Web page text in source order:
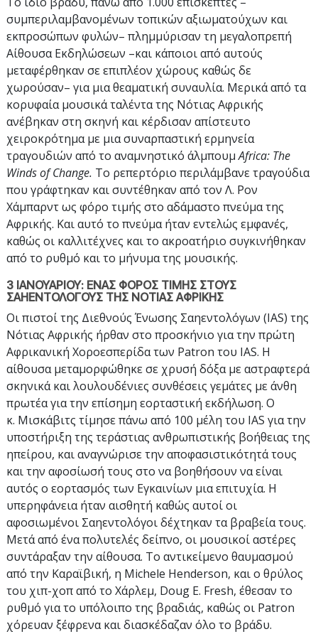
συμπεριλαμβανομένων τοπικών αξιωματούχων και
εκπροσώπων φυλών– πλημμύρισαν τη μεγαλοπρεπή
Αίθουσα Εκδηλώσεων –και κάποιοι από αυτούς
μεταφέρθηκαν σε επιπλέον χώρους καθώς δε
χωρούσαν– για μια θεαματική συναυλία. Μερικά από τα
κορυφαία μουσικά ταλέντα της Νότιας Αφρικής
ανέβηκαν στη σκηνή και κέρδισαν απίστευτο
χειροκρότημα με μια συναρπαστική ερμηνεία
τραγουδιών από το αναμνηστικό άλμπουμAfrica: The
Winds of Change. Το ρεπερτόριο περιλάμβανε τραγούδια
που γράφτηκαν και συντέθηκαν από τον Λ. Ρον
Χάμπαρντ ως φόρο τιμής στο αδάμαστο πνεύμα της
Αφρικής. Και αυτό το πνεύμα ήταν εντελώς εμφανές,
καθώς οι καλλιτέχνες και το ακροατήριο συγκινήθηκαν
από το ρυθμό και το μήνυμα της μουσικής.
3 ΙΑΝΟΥΑΡΙΟΥ: ΕΝΑΣ ΦΟΡΟΣ ΤΙΜΗΣ ΣΤΟΥΣ
ΣΑΗΕΝΤΟΛΟΓΟΥΣ ΤΗΣ ΝΟΤΙΑΣ ΑΦΡΙΚΗΣ
Οι πιστοί της Διεθνούς Ένωσης Σαηεντολόγων (IAS) της
Νότιας Αφρικής ήρθαν στο προσκήνιο για την πρώτη
Αφρικανική Χοροεσπερίδα των Patron του IAS. Η
αίθουσα μεταμορφώθηκε σε χρυσή δόξα με αστραφτερά
σκηνικά και λουλουδένιες συνθέσεις γεμάτες με άνθη
πρωτέα για την επίσημη εορταστική εκδήλωση. Ο
κ. Μισκάβιτς τίμησε πάνω από 100 μέλη του IAS για την
υποστήριξη της τεράστιας ανθρωπιστικής βοήθειας της
ηπείρου, και αναγνώρισε την αποφασιστικότητά τους
και την αφοσίωσή τους στο να βοηθήσουν να είναι
αυτός ο εορτασμός των Εγκαινίων μια επιτυχία. Η
υπερηφάνεια ήταν αισθητή καθώς αυτοί οι
αφοσιωμένοι Σαηεντολόγοι δέχτηκαν τα βραβεία τους.
Μετά από ένα πολυτελές δείπνο, οι μουσικοί αστέρες
συντάραξαν την αίθουσα. Το αντικείμενο θαυμασμού
από την Καραϊβική, η Michele Henderson, και ο θρύλος
του χιπ-χοπ από το Χάρλεμ, Doug E. Fresh, έθεσαν το
ρυθμό για το υπόλοιπο της βραδιάς, καθώς οι Patron
χόρευαν ξέφρενα και διασκέδαζαν όλο το βράδυ.